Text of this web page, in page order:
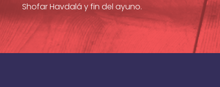
Shofar Havdalá y fin del ayuno.